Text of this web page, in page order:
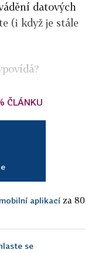
datových
(i když je stále
ČLÁNKU
aplikací za 80
se